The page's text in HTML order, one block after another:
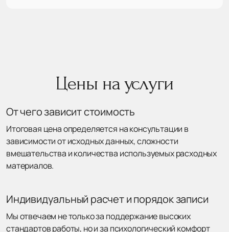
Цены на услуги
От чего зависит стоимость
Итоговая цена определяется на консультации в
зависимости от исходных данных, сложности
вмешательства и количества используемых расходных
материалов.
Индивидуальный расчет и порядок записи
Мы отвечаем не только за поддержание высоких
стандартов работы, но и за психологический комфорт